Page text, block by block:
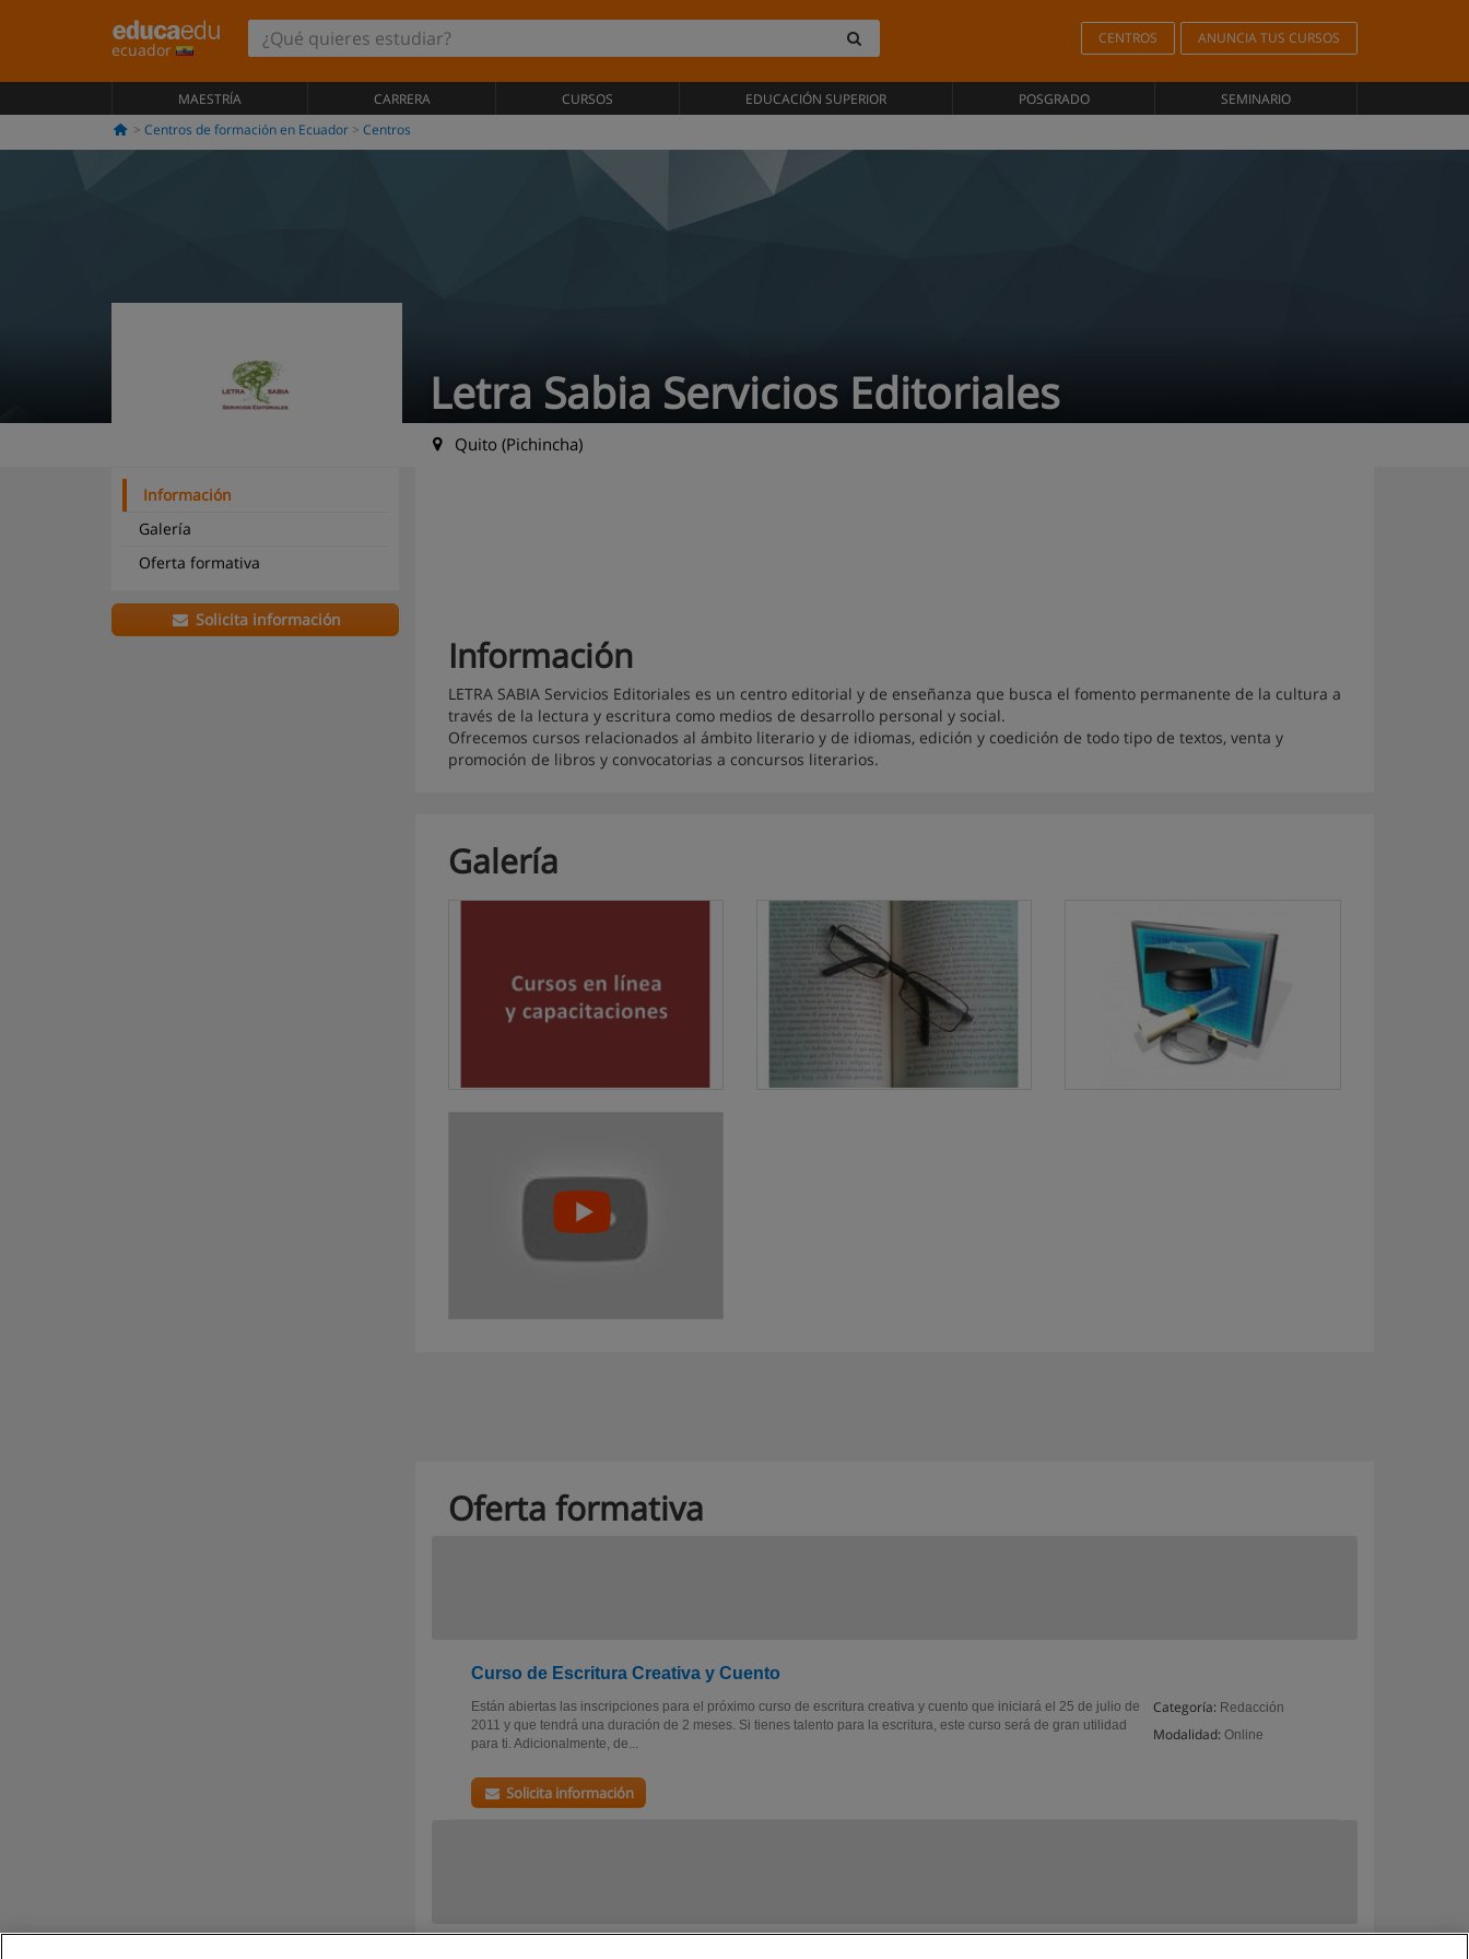
ecuador
CENTROS ANUNCIA TUS CURSOS
MAESTRÍA CARRERA CURSOS EDUCACIÓN SUPERIOR POSGRADO
SEMINARIO
Centros de formación en Ecuador
Centros
Letra Sabia Servicios Editoriales
Quito (Pichincha)
Información
Galería
Oferta formativa
Solicita información
Información
LETRA SABIA Servicios Editoriales es un centro editorial y de enseñanza que busca el fomento permanente de la cultura a
través de la lectura y escritura como medios de desarrollo personal y social.
Ofrecemos cursos relacionados al ámbito literario y de idiomas, edición y coedición de todo tipo de textos, venta y
promoción de libros y convocatorias a concursos literarios.
Galería
Oferta formativa
Curso de Escritura Creativa y Cuento
Categoría: Redacción
Modalidad: Online
Están abiertas las inscripciones para el próximo curso de escritura creativa y cuento que iniciará el 25 de julio de
2011 y que tendrá una duración de 2 meses. Si tienes talento para la escritura, este curso será de gran utilidad
para ti. Adicionalmente, de...
Solicita información